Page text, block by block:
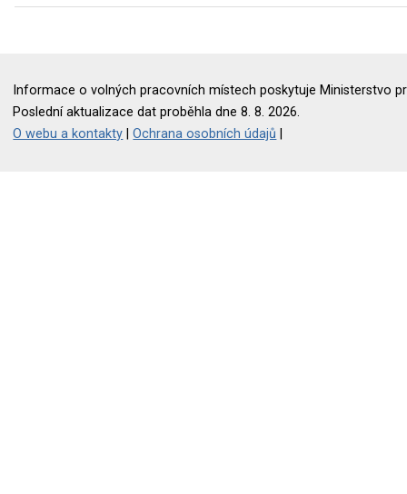
Informace o volných pracovních místech poskytuje Ministerstvo
Poslední aktualizace dat proběhla dne 8. 8. 2026.
O webu a kontakty |Ochrana osobních údajů